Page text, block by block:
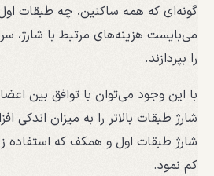
گونه‌ای که همه ساکنین، چه طبقات اول و
می‌بایست هزینه‌های مرتبط با شارژ،
را بپردازند.
با این وجود می‌توان با توافق بین
شارژ طبقات بالاتر را به میزان اندکی
شارژ طبقات اول و همکف که استفاده
کم نمود.